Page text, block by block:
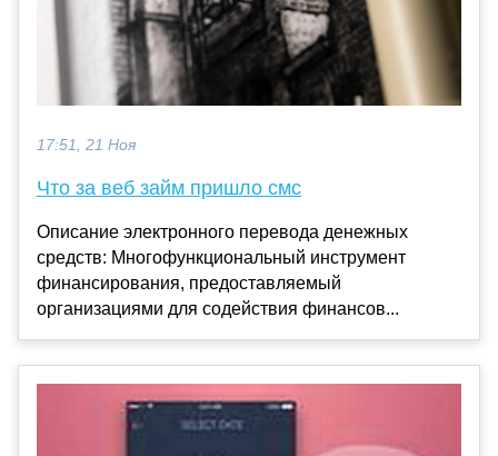
17:51, 21 Ноя
Что за веб займ пришло смс
Описание электронного перевода денежных
средств: Многофункциональный инструмент
финансирования, предоставляемый
организациями для содействия финансов...